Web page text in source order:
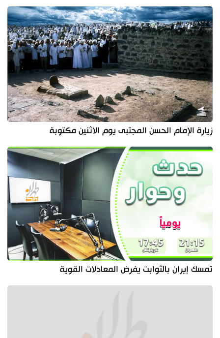
زيارة الإمام الحسن المجتبى يوم الاثنين مكتوبة
تمسك إيران بالثوابت يفرض المعادلات القوية